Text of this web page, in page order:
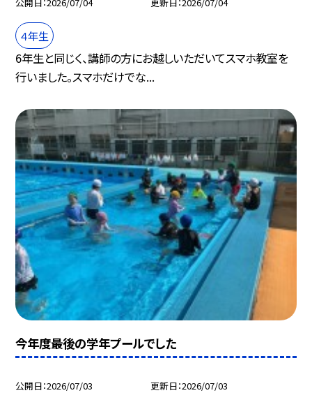
公開日 2026/07/04 更新日 2026/07/04
４年生
6年生と同じく、講師の方にお越しいただいてスマホ教室を
行いました。スマホだけでな...
今年度最後の学年プールでした
公開日 2026/07/03 更新日 2026/07/03